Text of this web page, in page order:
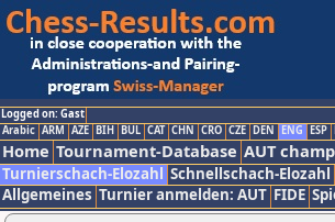
Logged on: Gast
Arabic ARM AZE BIH BUL CAT CHN CRO CZE DEN ENG ESP
Home Tournament-Database AUT
Turnierschach-Elozahl Schnellschach-Elozahl
Allgemeines Turnier anmelden: AUT FIDE